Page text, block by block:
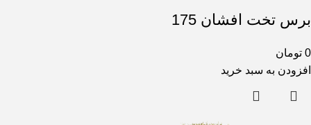
برس تخت افشان 175
0 تومان
افزودن به سبد خرید